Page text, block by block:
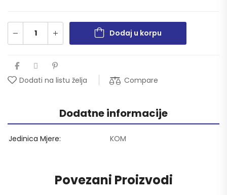
Dodaj u korpu
Dodati na listu želja Compare
Dodatne informacije
Jedinica Mjere KOM
Povezani Proizvodi